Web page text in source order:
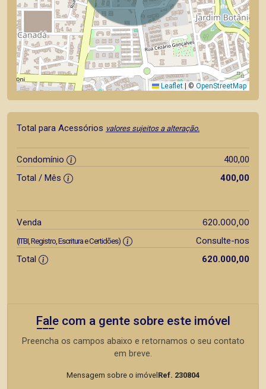
Leaflet © OpenStreetMap
Total para Acessórios valores sujeitos a alteração.
Condomínio
400,00
Total / Mês
400,00
Venda 620.000,00
(ITBI, Registro, Escritura e Certidões)
Consulte-nos
Total
620.000,00
Fale com a gente sobre este imóvel
Preencha os campos abaixo e retornamos o seu contato
em breve.
Mensagem sobre o imóvel Ref. 230804